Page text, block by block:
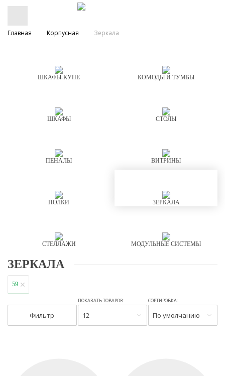
Главная Корпусная Зеркала
ШКАФЫ-КУПЕ КОМОДЫ И ТУМБЫ
ШКАФЫ СТОЛЫ
ПЕНАЛЫ ВИТРИНЫ
ПОЛКИ ЗЕРКАЛА
СТЕЛЛАЖИ МОДУЛЬНЫЕ СИСТЕМЫ
ЗЕРКАЛА
59
Фильтр
ПОКАЗАТЬ ТОВАРОВ:
12
СОРТИРОВКА:
По умолчанию